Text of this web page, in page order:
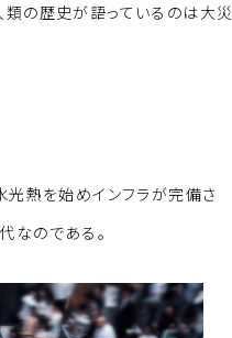
の歴史が語っているのは大災
光熱を始めインフラが完備さ
なのである。